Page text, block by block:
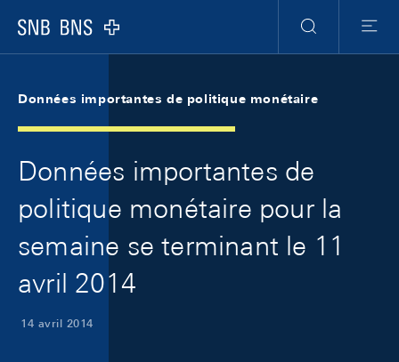
Logo
RechercheMenu
Données importantes de politique monétaire
Données importantes de
politique monétaire pour la
semaine se terminant le 11
avril 2014
14 avril 2014